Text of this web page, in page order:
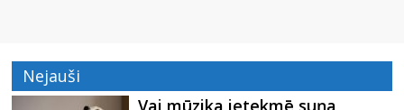
Nejauši
Vai mūzika ietekmē suņa